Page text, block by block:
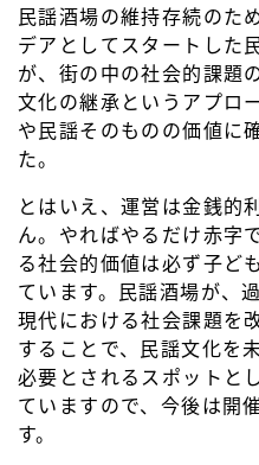
民謡酒場の維持存続のた
デアとしてスタートした
が、街の中の社会的課題
文化の継承というアプロ
や民謡そのものの価値に
た。
とはいえ、運営は金銭的
ん。やればやるだけ赤字
る社会的価値は必ず子ど
ています。民謡酒場が、
現代における社会課題を
することで、民謡文化を
必要とされるスポットと
ていますので、今後は開
す。